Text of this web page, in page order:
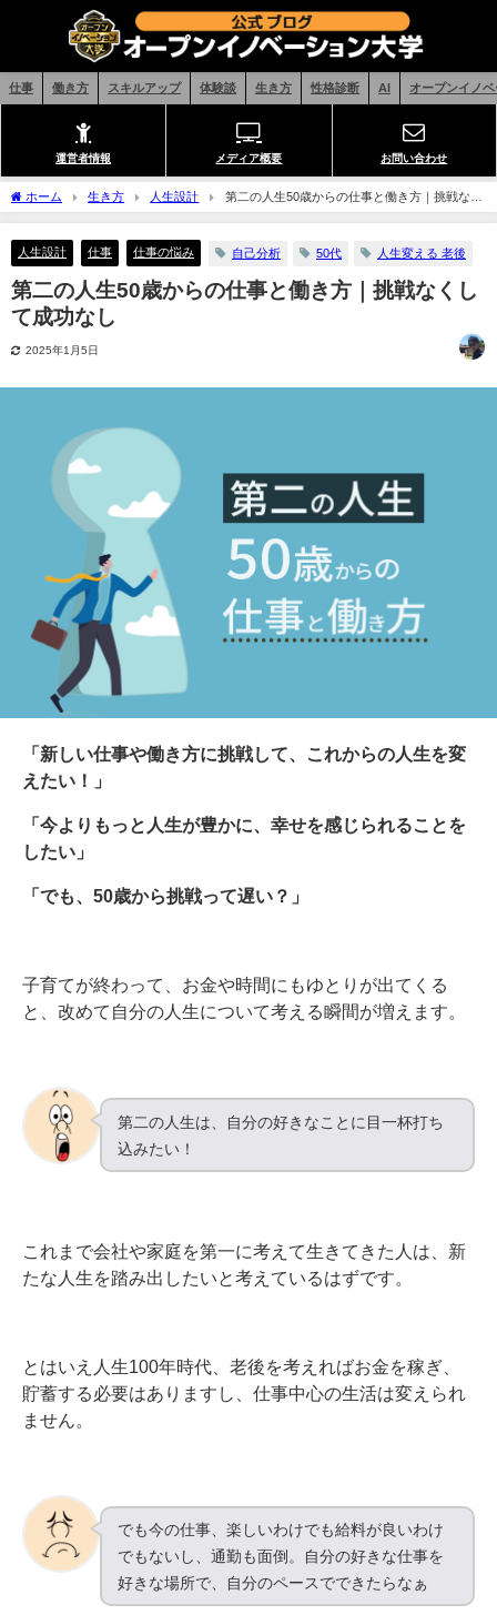
仕事 働き方 スキルアップ 体験談 生き方 性格診断 AI オープンイノ
運営者情報 メディア概要 お問い合わせ
ホーム 生き方 人生設計
第二の人生50歳からの仕事と働き方｜挑戦なく
して成功なし
人生設計 仕事 仕事の悩み 自己分析 50代 人生変える 老後
第二の人生50歳からの仕事と働き方｜挑戦なくし
て成功なし
2025年1月5日
「新しい仕事や働き方に挑戦して、これからの人生を変
えたい！」
「今よりもっと人生が豊かに、幸せを感じられることを
したい」
「でも、50歳から挑戦って遅い？」
子育てが終わって、お金や時間にもゆとりが出てくる
と、改めて自分の人生について考える瞬間が増えます。
第二の人生は、自分の好きなことに目一杯打ち
込みたい！
これまで会社や家庭を第一に考えて生きてきた人は、新
たな人生を踏み出したいと考えているはずです。
とはいえ人生100年時代、老後を考えればお金を稼ぎ、
貯蓄する必要はありますし、仕事中心の生活は変えられ
ません。
でも今の仕事、楽しいわけでも給料が良いわけ
でもないし、通勤も面倒。自分の好きな仕事を
好きな場所で、自分のペースでできたらなぁ